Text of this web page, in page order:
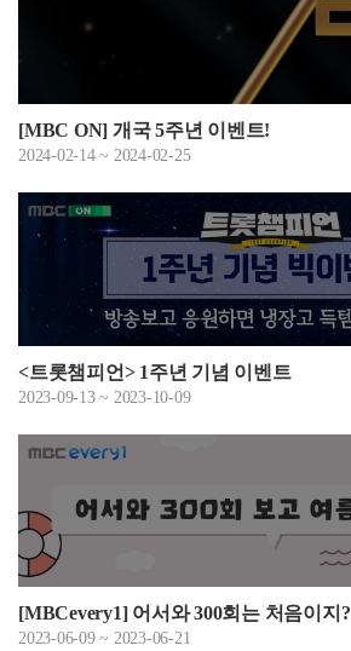
[MBC ON] 개국 5주년 이벤트!
2024-02-14 ~ 2024-02-25
<트롯챔피언> 1주년 기념 이벤트
2023-09-13 ~ 2023-10-09
[MBCevery1] 어서와 300회는 처음이지?
2023-06-09 ~ 2023-06-21